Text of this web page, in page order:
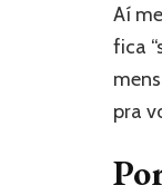
Aí
fica
pra